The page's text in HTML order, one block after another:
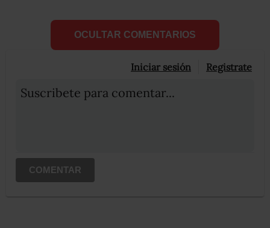
OCULTAR COMENTARIOS
Iniciar sesión Registrate
Suscribete para comentar...
COMENTAR